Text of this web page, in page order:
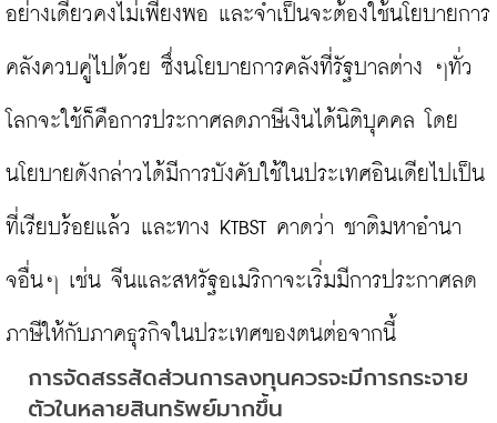
อย่างเดียวคงไม่เพียงพอ และจำเป็นจะต้องใช้นโยบายการ
คลังควบคู่ไปด้วย ซึ่งนโยบายการคลังที่รัฐบาลต่าง ๆทั่ว
โลกจะใช้ก็คือการประกาศลดภาษีเงินได้นิติบุคคล โดย
นโยบายดังกล่าวได้มีการบังคับใช้ในประเทศอินเดียไปเป็น
ที่เรียบร้อยแล้ว และทาง KTBST คาดว่า ชาติมหาอำนา
จอื่นๆ เช่น จีนและสหรัฐอเมริกาจะเริ่มมีการประกาศลด
การจัดสรรสัดส่วนการลงทุนควรจะมีการกระจาย
ตัวในหลายสินทรัพย์มากขึ้น